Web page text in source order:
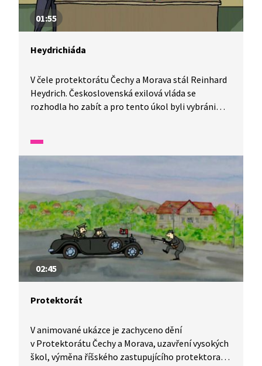
01:55
Heydrichiáda
V čele protektorátu Čechy a Morava stál Reinhard
Heydrich. Československá exilová vláda se
rozhodla ho zabít a pro tento úkol byli vybráni
lidí. Na památku zavražděných dětí z vyhlazené
obce Lidice byl vyhlášen Mezinárodní den dětí.
02:45
Protektorát
V animované ukázce je zachyceno dění
v Protektorátu Čechy a Morava, uzavření vysokých
škol, výměna říšského zastupujícího protektora,